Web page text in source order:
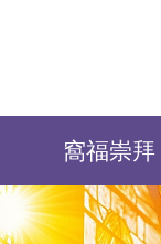
窩福崇拜